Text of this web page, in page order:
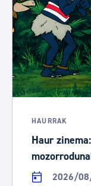
HAURRAK
Haur
2026/